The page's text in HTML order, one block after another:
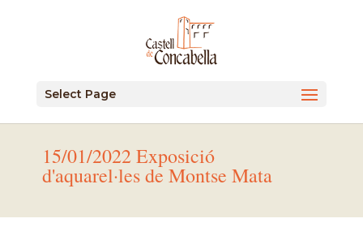
Select Page
15/01/2022 Exposició
d'aquarel·les de Montse Mata